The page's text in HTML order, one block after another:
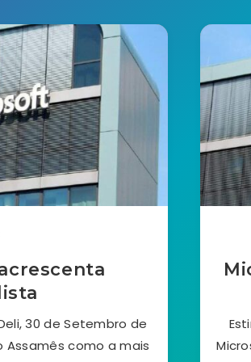
30 de Setembro de
Assamês como a mais